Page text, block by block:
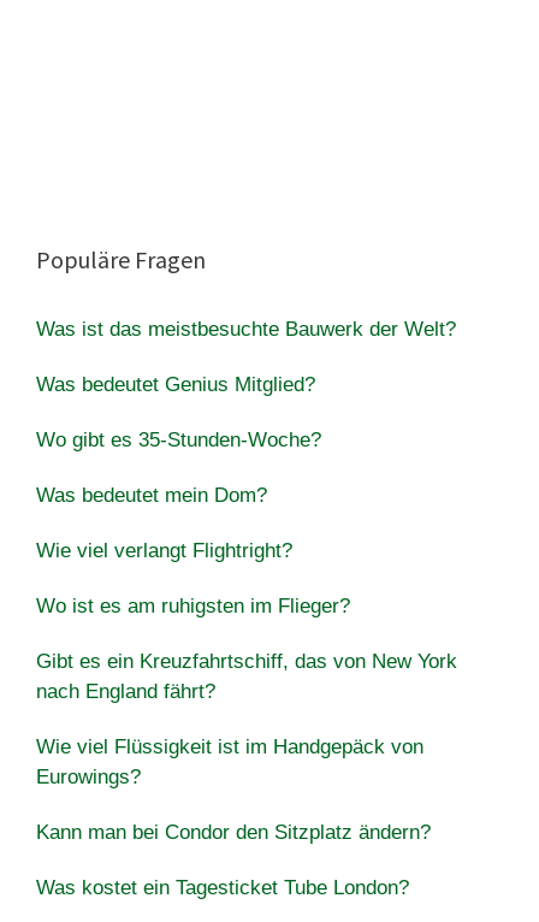
Populäre Fragen
Was ist das meistbesuchte Bauwerk der Welt?
Was bedeutet Genius Mitglied?
Wo gibt es 35-Stunden-Woche?
Was bedeutet mein Dom?
Wie viel verlangt Flightright?
Wo ist es am ruhigsten im Flieger?
Gibt es ein Kreuzfahrtschiff, das von New York
nach England fährt?
Wie viel Flüssigkeit ist im Handgepäck von
Eurowings?
Kann man bei Condor den Sitzplatz ändern?
Was kostet ein Tagesticket Tube London?